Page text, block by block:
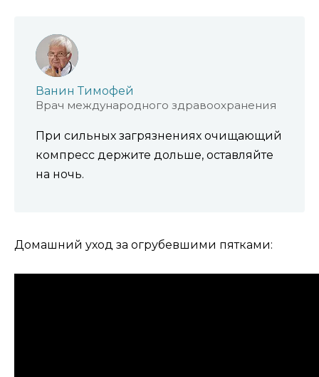
Ванин Тимофей
Врач международного здравоохранения
При сильных загрязнениях очищающий
компресс держите дольше, оставляйте
на ночь.
Домашний уход за огрубевшими пятками: